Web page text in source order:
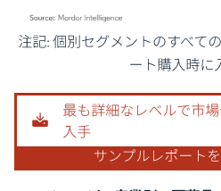
画像 © Mordor Intelligence。再利用には